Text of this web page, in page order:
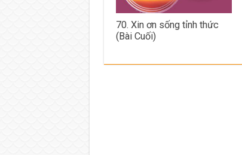
70. Xin ơn sống tỉnh thức
(Bài Cuối)